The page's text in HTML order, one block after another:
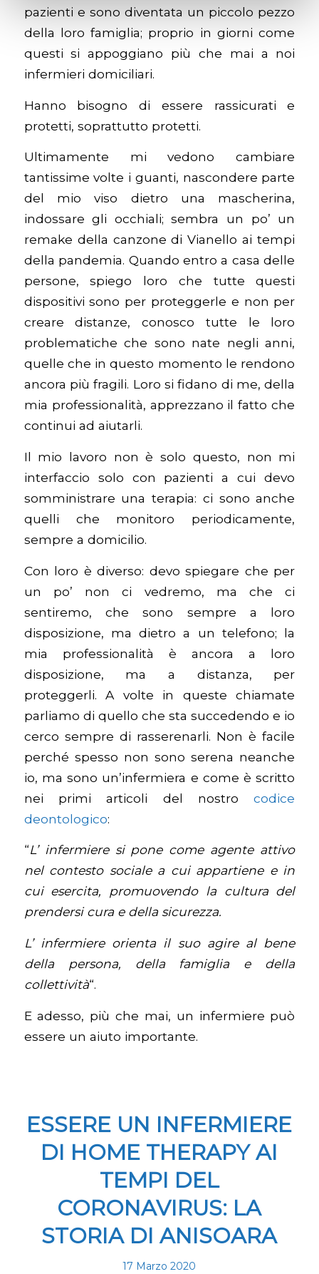
pazienti e sono diventata un piccolo pezzo
della loro famiglia; proprio in giorni come
questi si appoggiano più che mai a noi
infermieri domiciliari.
Hanno bisogno di essere rassicurati e
protetti, soprattutto protetti.
Ultimamente mi vedono cambiare
tantissime volte i guanti, nascondere parte
del mio viso dietro una mascherina,
indossare gli occhiali; sembra un po’ un
remake della canzone di Vianello ai tempi
della pandemia. Quando entro a casa delle
persone, spiego loro che tutte questi
dispositivi sono per proteggerle e non per
creare distanze, conosco tutte le loro
problematiche che sono nate negli anni,
quelle che in questo momento le rendono
ancora più fragili. Loro si fidano di me, della
mia professionalità, apprezzano il fatto che
continui ad aiutarli.
Il mio lavoro non è solo questo, non mi
interfaccio solo con pazienti a cui devo
somministrare una terapia: ci sono anche
quelli che monitoro periodicamente,
sempre a domicilio.
Con loro è diverso: devo spiegare che per
un po’ non ci vedremo, ma che ci
sentiremo, che sono sempre a loro
disposizione, ma dietro a un telefono; la
mia professionalità è ancora a loro
disposizione, ma a distanza, per
proteggerli. A volte in queste chiamate
parliamo di quello che sta succedendo e io
cerco sempre di rasserenarli. Non è facile
perché spesso non sono serena neanche
io, ma sono un’infermiera e come è scritto
nei primi articoli del nostrocodice
deontologico:
“L’ infermiere si pone come agente attivo
nel contesto sociale a cui appartiene e in
cui esercita, promuovendo la cultura del
prendersi cura e della sicurezza.
L’ infermiere orienta il suo agire al bene
della persona, della famiglia e della
collettività“.
E adesso, più che mai, un infermiere può
essere un aiuto importante.
ESSERE UN INFERMIERE
DI HOME THERAPY AI
TEMPI DEL
CORONAVIRUS: LA
STORIA DI ANISOARA
17 Marzo 2020